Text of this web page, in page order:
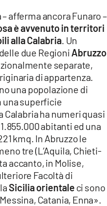
afferma ancora Funaro –
è avvenuto in territori
alla Calabria . Un
due Regioni Abruzzo
separate,
di appartenza.
una popolazione di
una superficie
Calabria ha numeri quasi
abitanti ed una
kmq. In Abruzzo le
tre (L’Aquila, Chieti-
accanto, in Molise,
Facoltà di
Sicilia orientale ci sono
Catania, Enna».